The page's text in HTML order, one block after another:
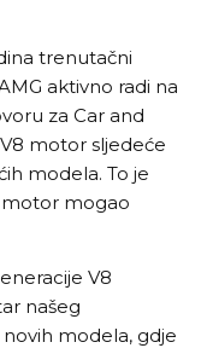
trenutačni
aktivno radi na
za Car and
motor sljedeće
modela. To je
motor mogao
V8
našeg
modela, gdje